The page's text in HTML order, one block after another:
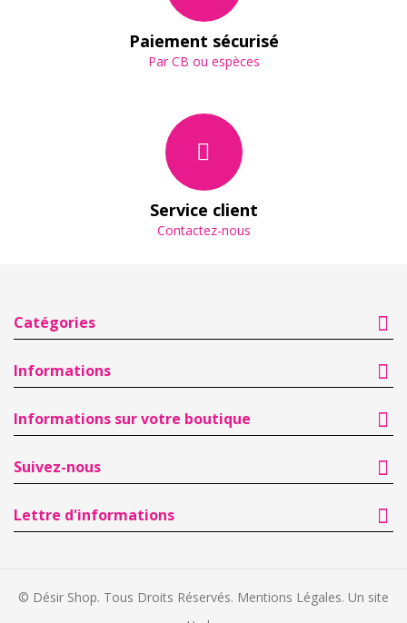
Paiement sécurisé
Par CB ou espèces
Service client
Contactez-nous
Catégories
Informations
Informations sur votre boutique
Suivez-nous
Lettre d'informations
© Désir Shop. Tous Droits Réservés. Mentions Légales. Un site